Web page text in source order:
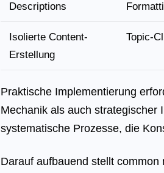
Descriptions
Isolierte Content-
Erstellung
Topic-
Praktische Implementierung
Mechanik als auch strategischer
systematische Prozesse, die
Darauf aufbauend stellt